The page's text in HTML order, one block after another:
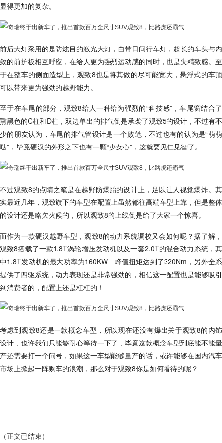
显得更加的复杂。
前后大灯采用的是防炫目的激光大灯，自带日间行车灯，超长的车头与内
敛的前护板相互呼应，在给人更为强烈运动感的同时，也是失精致感。至
于在整车的侧面造型上，观致8也是将其做的尽可能宽大，悬浮式的车顶
可以带来更为强劲的越野能力。
至于在车尾的部分，观致8给人一种给为强烈的“科技感”，车尾窗结合了
熏黑色的C柱和D柱，双边单出的排气倒是承袭了观致5的设计，不过有不
少的朋友认为，车尾的排气管设计是一个败笔，不过也有的认为是“萌萌
哒”，毕竟硬汉的外形之下也有一颗“少女心”，这就要见仁见智了。
不过观致8的点睛之笔是在越野防爆胎的设计上，足以让人视觉爆炸。其
实最近几年，观致旗下的车型在配置上虽然都往高端车型上靠，但是整体
的设计还是略欠火候的，所以观致8的上线倒是给了大家一个惊喜。
而作为一款硬汉越野车型，观致8的动力系统调校又会如何呢？据了解，
观致8搭载了一款1.8T涡轮增压发动机以及一套2.0T的混合动力系统，其
中1.8T发动机的最大功率为160KW，峰值扭矩达到了320Nm，另外全系
提供了四驱系统，动力表现还是非常强劲的，相信这一配置也是能够吸引
到消费者的，配置上还是杠杠的！
考虑到观致8还是一款概念车型，所以现在还没有爆出关于观致8的内饰
设计，也许我们只能够耐心等待一下了，毕竟这款概念车型到底能不能量
产还需要打一个问号，如果这一车型能够量产的话，或许能够在国内汽车
市场上掀起一阵购车的浪潮，那么对于观致8你是如何看待的呢？
（正文已结束）